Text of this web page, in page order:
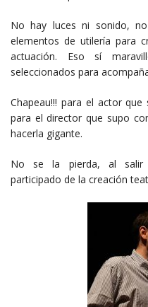
No hay luces ni sonido,
elementos de utilería para
actuación. Eso sí
seleccionados para
Chapeau!!! para el actor
para el director que supo
hacerla gigante.
No se la pierda, al salir
participado de la creación